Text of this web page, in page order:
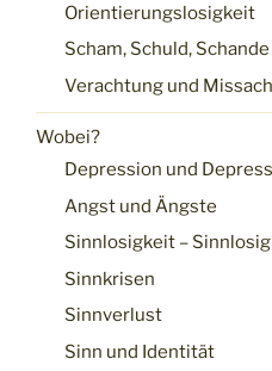
Orientierungslosigkeit
Scham, Schuld, Schande
Verachtung und
Wobei?
Depression und
Angst und Ängste
Sinnlosigkeit –
Sinnkrisen
Sinnverlust
Sinn und Identität